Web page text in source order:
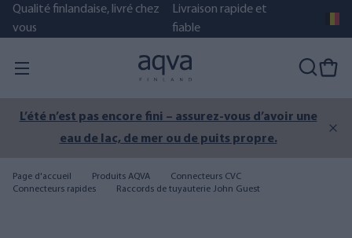
Qualité finlandaise, livré chez
vous
Livraison rapide et
fiable
L’été n’est pas encore fini – assurez-vous d’avoir une
eau de lac, de mer ou de puits propre.
Page d'accueil Produits AQVA
Connecteurs CVC
Connecteurs rapides
Raccords de tuyauterie John Guest